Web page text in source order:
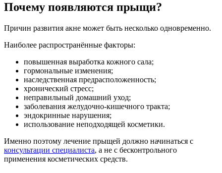
Почему появляются прыщи?
Причин развития акне может быть несколько одновременно.
Наиболее распространённые факторы:
повышенная выработка кожного сала;
гормональные изменения;
наследственная предрасположенность;
хронический стресс;
неправильный домашний уход;
заболевания желудочно-кишечного тракта;
эндокринные нарушения;
использование неподходящей косметики.
Именно поэтому лечение прыщей должно начинаться с
консультации специалиста, а не с бесконтрольного
применения косметических средств.